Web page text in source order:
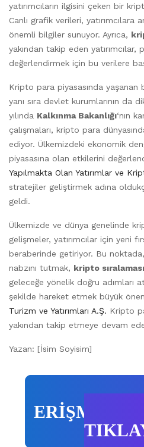
yatırımcıların ilgisini çeken bir
Canlı grafik verileri, yatırımcılara
önemli bilgiler sunuyor. Ayrıca,
yakından takip eden
değerlendirmek için bu verilere
Kripto para piyasasında yaşanan
yanı sıra devlet kurumlarının da
yılında Kalkınma Bakanlığı‘nın
çalışmaları, kripto para
ediyor. Ülkemizdeki ekonomik
piyasasına olan etkilerini
Yapılmakta Olan Yatırımlar ve
stratejiler geliştirmek adına
geldi.
Ülkemizde ve dünya genelinde
gelişmeler, yatırımcılar için yeni
beraberinde getiriyor. Bu
nabzını tutmak, kripto sıralaması
geleceğe yönelik doğru adımları
şekilde hareket etmek büyük
Turizm ve Yatırımları A.Ş. Kripto
yakından takip etmeye devam
Yazan: [İsim Soyisim]
ERİŞMEK